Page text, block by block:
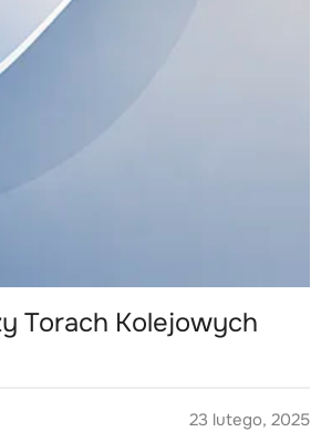
Torach Kolejowych
23 lutego, 2025